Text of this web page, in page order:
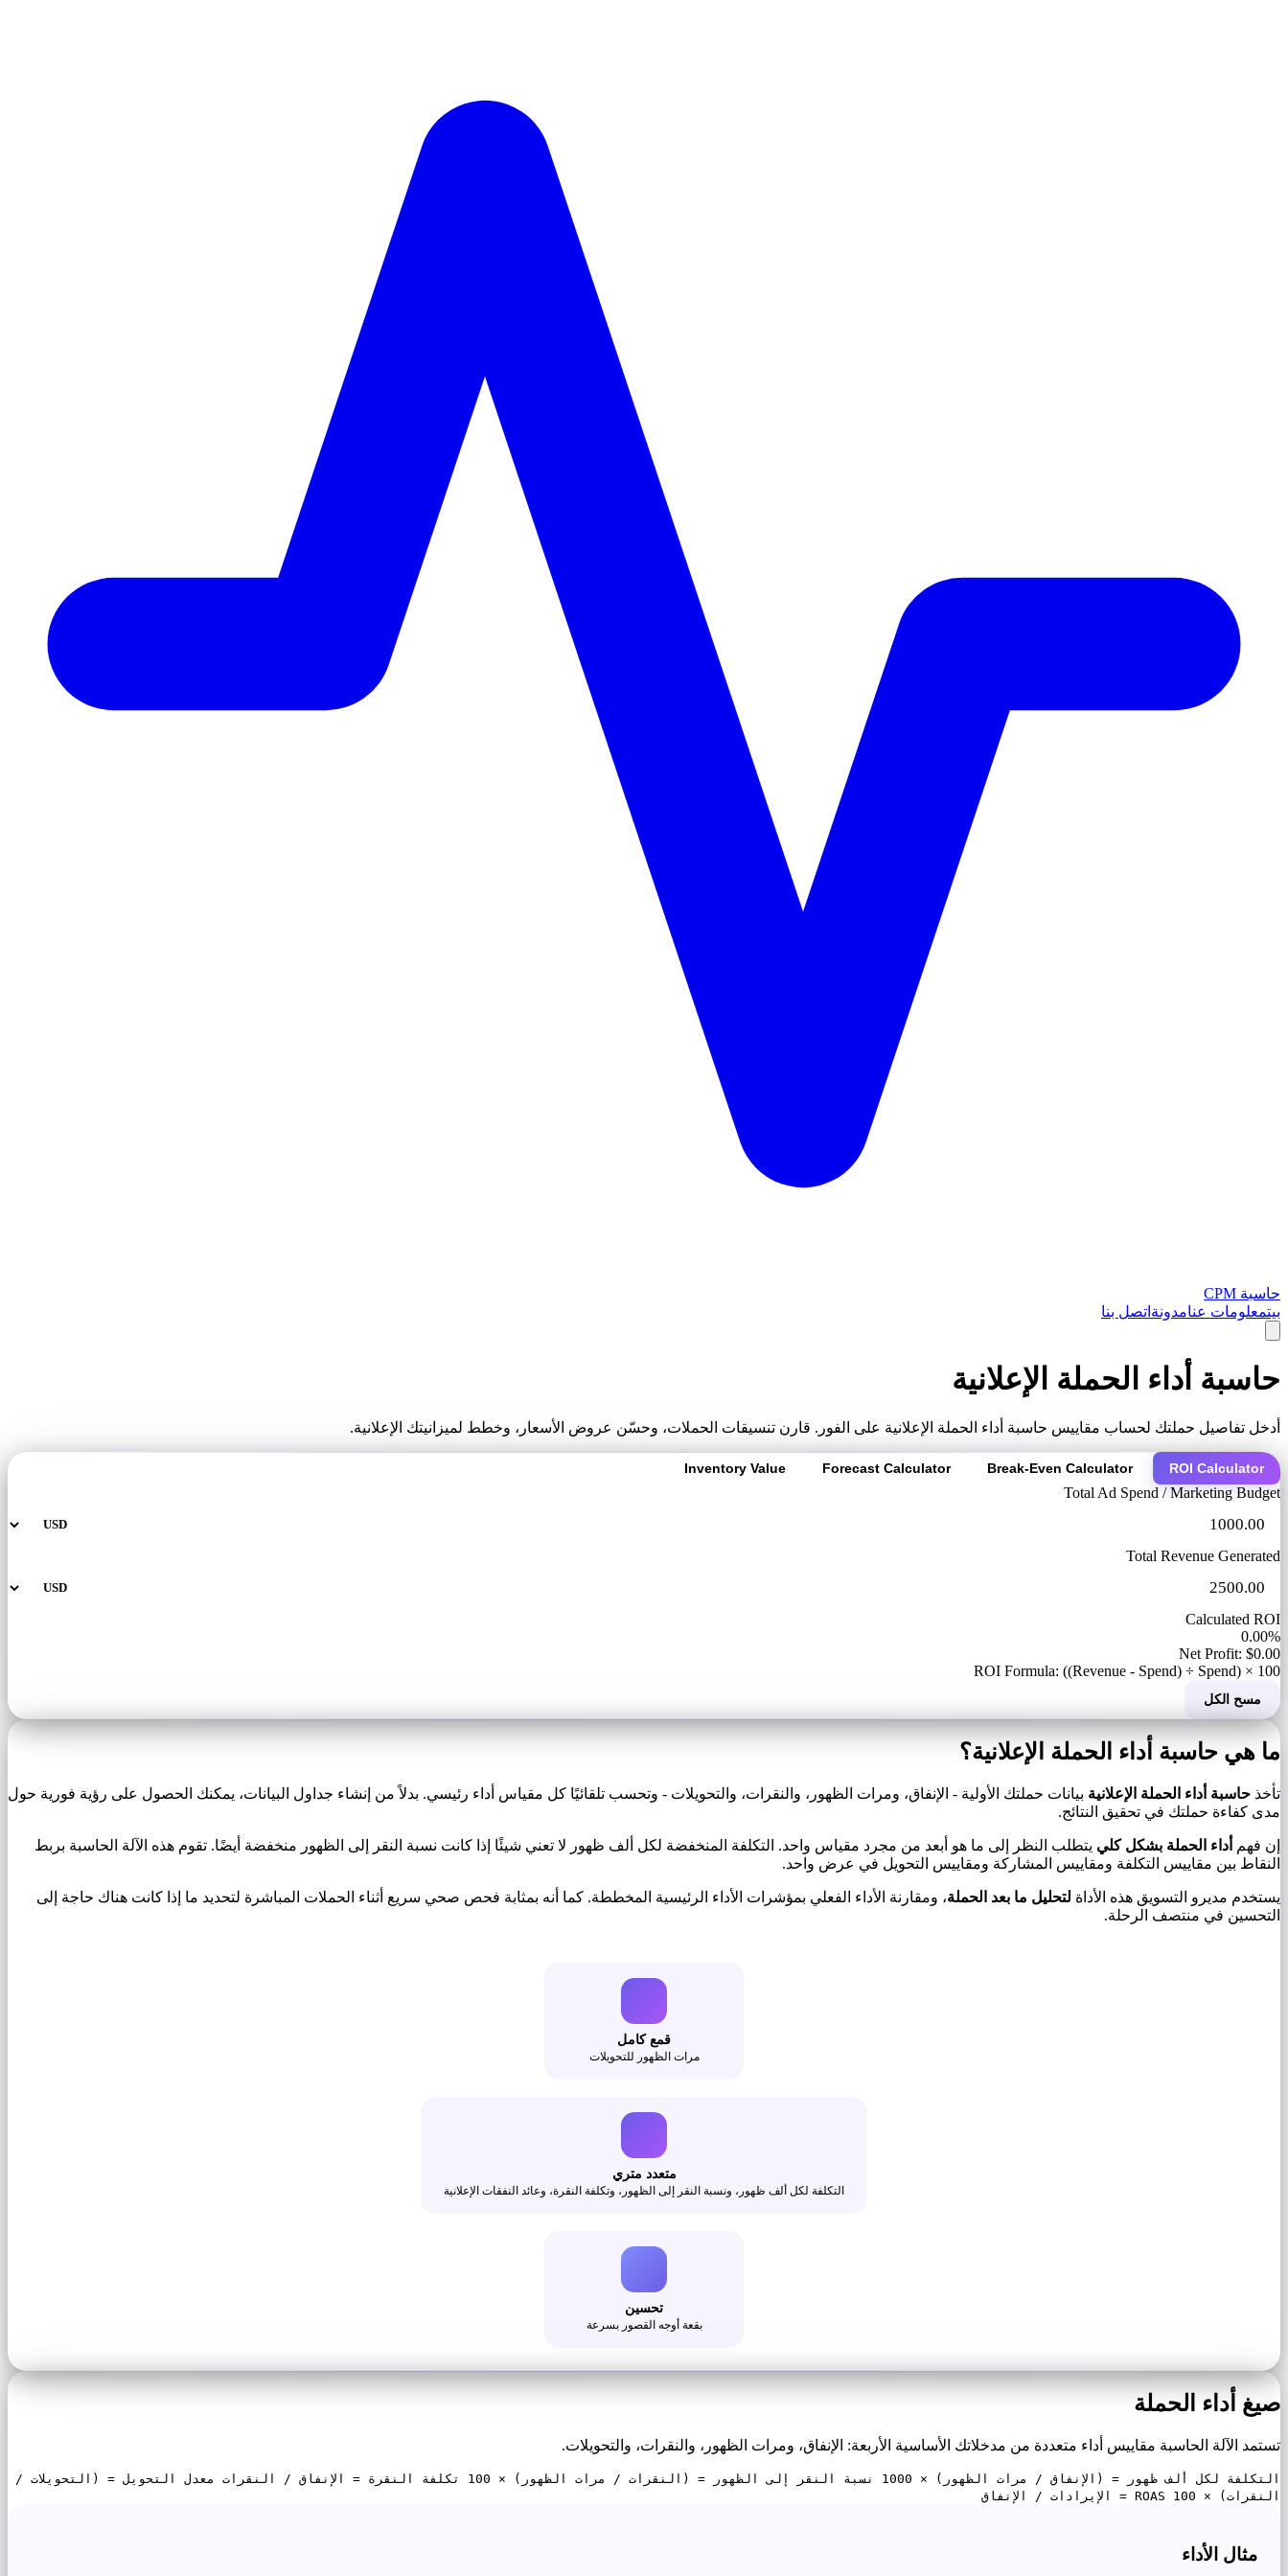
حاسبة CPM
بيتمعلومات عنامدونة اتصل بنا
حاسبة أداء الحملة الإعلانية
أدخل تفاصيل حملتك لحساب مقاييس حاسبة أداء الحملة الإعلانية على الفور. قارن تنسيقات الحملات، وحسّن عروض الأسعار، وخطط لميزانيتك الإعلانية.
ROI Calculator
Break-Even Calculator
Forecast Calculator
Inventory Value
Total Ad Spend / Marketing Budget
Total Revenue Generated
Calculated ROI
0.00%
Net Profit: $0.00
ROI Formula: ((Revenue - Spend) ÷ Spend) × 100
مسح الكل
ما هي حاسبة أداء الحملة الإعلانية؟
تأخذ حاسبة أداء الحملة الإعلانية بيانات حملتك الأولية - الإنفاق، ومرات الظهور، والنقرات، والتحويلات - وتحسب تلقائيًا كل مقياس أداء رئيسي. بدلاً من إنشاء جداول البيانات، يمكنك الحصول على رؤية فورية حول
مدى كفاءة حملتك في تحقيق النتائج.
إن فهم أداء الحملة بشكل كلي يتطلب النظر إلى ما هو أبعد من مجرد مقياس واحد. التكلفة المنخفضة لكل ألف ظهور لا تعني شيئًا إذا كانت نسبة النقر إلى الظهور منخفضة أيضًا. تقوم هذه الآلة الحاسبة بربط
النقاط بين مقاييس التكلفة ومقاييس المشاركة ومقاييس التحويل في عرض واحد.
يستخدم مديرو التسويق هذه الأداة لتحليل ما بعد الحملة، ومقارنة الأداء الفعلي بمؤشرات الأداء الرئيسية المخططة. كما أنه بمثابة فحص صحي سريع أثناء الحملات المباشرة لتحديد ما إذا كانت هناك حاجة إلى
التحسين في منتصف الرحلة.
قمع كامل
مرات الظهور للتحويلات
متعدد متري
التكلفة لكل ألف ظهور، ونسبة النقر إلى الظهور، وتكلفة النقرة، وعائد النفقات الإعلانية
تحسين
بقعة أوجه القصور بسرعة
صيغ أداء الحملة
تستمد الآلة الحاسبة مقاييس أداء متعددة من مدخلاتك الأساسية الأربعة: الإنفاق، ومرات الظهور، والنقرات، والتحويلات.
التكلفة لكل ألف ظهور = (الإنفاق / مرات الظهور) × 1000 نسبة النقر إلى الظهور = (النقرات / مرات الظهور) × 100 تكلفة النقرة = الإنفاق / النقرات معدل التحويل = (التحويلات /
النقرات) × 100 ROAS = الإيرادات / الإنفاق
مثال الأداء